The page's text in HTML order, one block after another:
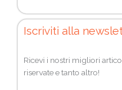
Iscriviti alla
Ricevi i nostri migliori
riservate e tanto altro!